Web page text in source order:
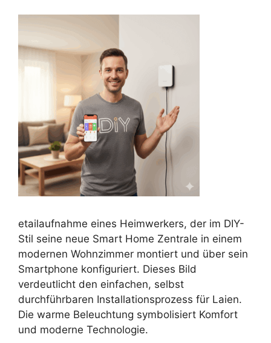
etailaufnahme eines Heimwerkers, der im DIY-
Stil seine neue Smart Home Zentrale in einem
modernen Wohnzimmer montiert und über sein
Smartphone konfiguriert. Dieses Bild
verdeutlicht den einfachen, selbst
durchführbaren Installationsprozess für Laien.
Die warme Beleuchtung symbolisiert Komfort
und moderne Technologie.